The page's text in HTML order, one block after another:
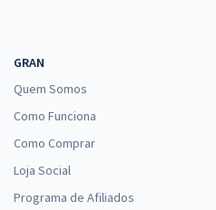
GRAN
Quem Somos
Como Funciona
Como Comprar
Loja Social
Programa de Afiliados